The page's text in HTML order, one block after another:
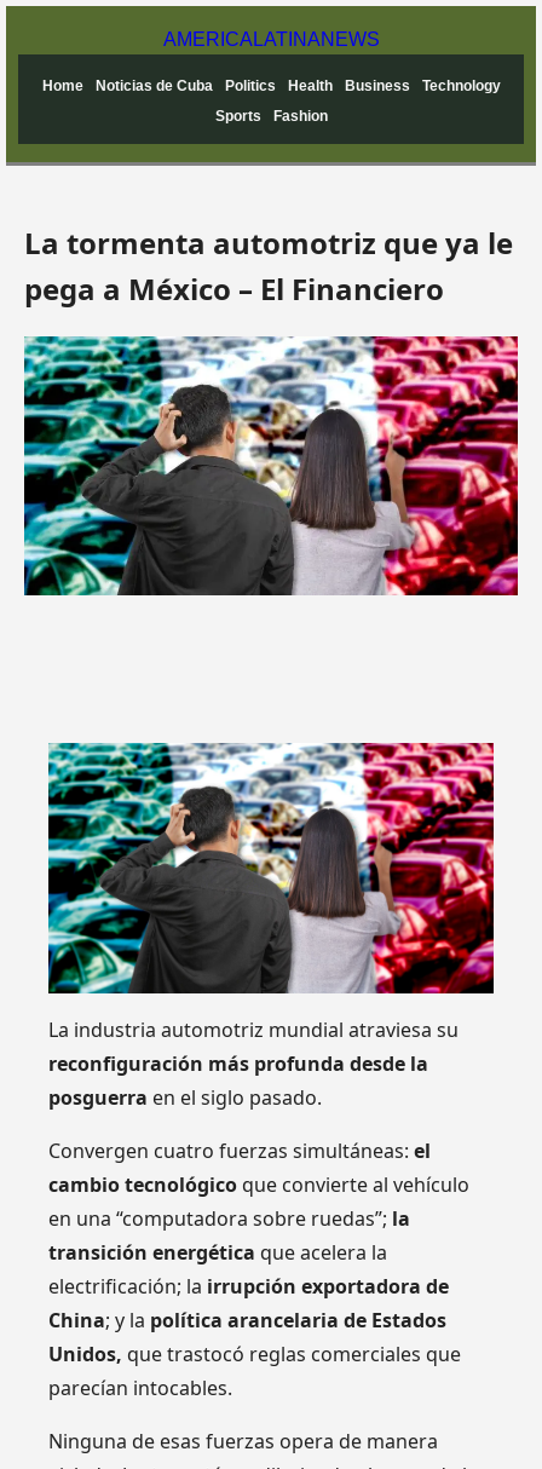
AMERICA LATINANEWS
Home Noticias de Cuba Politics Health Business
Technology
Sports
Fashion
La tormenta automotriz que ya le
pega a México – El Financiero
La industria automotriz mundial atraviesa su
reconfiguración más profunda desde la
posguerra en el siglo pasado.
Convergen cuatro fuerzas simultáneas:el
cambio tecnológicoque convierte al vehículo
en una “computadora sobre ruedas”; la
transición energéticaque acelera la
electrificación; la irrupción exportadora de
China; y la política arancelaria de Estados
Unidos, que trastocó reglas comerciales que
parecían intocables.
Ninguna de esas fuerzas opera de manera